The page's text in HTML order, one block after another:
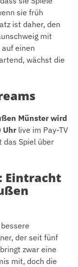
sie früh
ist daher, den
mit
einen
wächst die
Münster wird
Uhr live im Pay-TV
das Spiel über
Eintracht
der seit fünf
zwar eine
mit, doch die